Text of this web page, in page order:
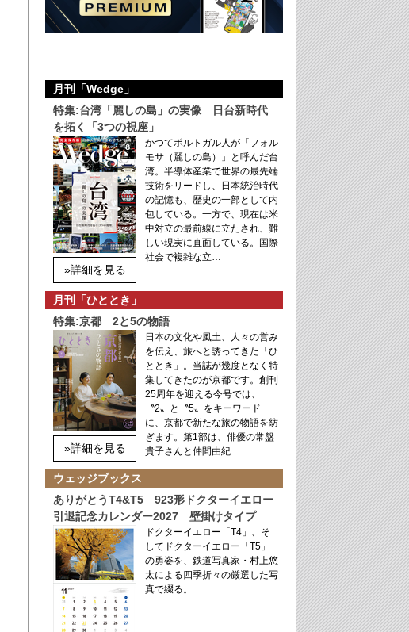
月刊「Wedge」
特集:台湾「麗しの島」の実像 日台新時代
を拓く「3つの視座」
»詳細を見る
かつてポルトガル人が「フォル
モサ（麗しの島）」と呼んだ台
湾。半導体産業で世界の最先端
技術をリードし、日本統治時代
の記憶も、歴史の一部として内
包している。一方で、現在は米
中対立の最前線に立たされ、難
しい現実に直面している。国際
社会で複雑な立…
月刊「ひととき」
特集:京都 2と5の物語
»詳細を見る
日本の文化や風土、人々の営み
を伝え、旅へと誘ってきた「ひ
ととき」。当誌が幾度となく特
集してきたのが京都です。創刊
25周年を迎える今号では、
〝2〟と〝5〟をキーワード
に、京都で新たな旅の物語を紡
ぎます。第1部は、俳優の常盤
貴子さんと仲間由紀…
ウェッジブックス
ありがとうT4&T5 923形ドクターイエロー
引退記念カレンダー2027 壁掛けタイプ
ドクターイエロー「T4」、そ
してドクターイエロー「T5」
の勇姿を、鉄道写真家・村上悠
太による四季折々の厳選した写
真で綴る。